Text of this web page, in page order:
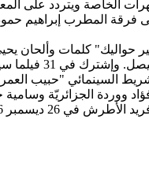
فرقة المطرب إبراهيم